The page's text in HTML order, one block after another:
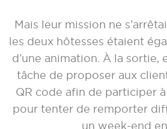
Mais leur mission ne
les deux hôtesses étaient
d’une animation. À la sortie,
tâche de proposer aux
QR code afin de participer
pour tenter de remporter
un week-end en